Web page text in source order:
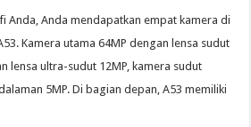
Anda, Anda mendapatkan empat kamera di
Kamera utama 64MP dengan lensa sudut
lensa ultra-sudut 12MP, kamera sudut
5MP. Di bagian depan, A53 memiliki